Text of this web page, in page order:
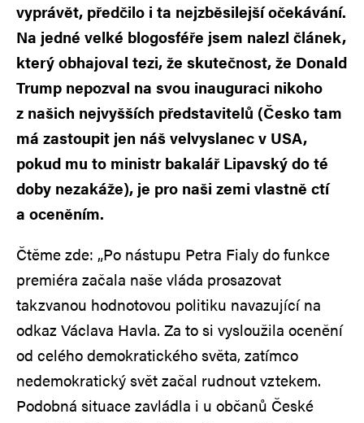
vyprávět, předčilo i ta nejzběsilejší očekávání.
Na jedné velké blogosféře jsem nalezl článek,
který obhajoval tezi, že skutečnost, že Donald
Trump nepozval na svou inauguraci nikoho
z našich nejvyšších představitelů (Česko tam
má zastoupit jen náš velvyslanec v USA,
pokud mu to ministr bakalář Lipavský do té
doby nezakáže), je pro naši zemi vlastně ctí
a oceněním.
Čtěme zde: „Po nástupu Petra Fialy do funkce
premiéra začala naše vláda prosazovat
takzvanou hodnotovou politiku navazující na
odkaz Václava Havla. Za to si vysloužila ocenění
od celého demokratického světa, zatímco
nedemokratický svět začal rudnout vztekem.
Podobná situace zavládla i u občanů České